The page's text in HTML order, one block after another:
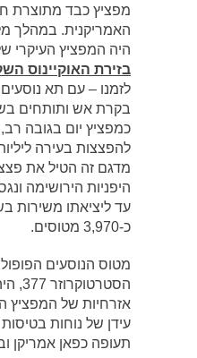
מפציץ כבד מתוצרת
האמריקנית. במהלך
היה המפציץ העיקרי
בזירת האוקיינוס
לזמנו – עם תא
בקרת אש ותותחים
כמפציץ יום בגובה
להפצצות בעירה
מדגם זה הטיל את
כ-3,970 מטוסים.
מטוס הנוסעים
עידן של נוחות
תעופה כפאן אמריקן